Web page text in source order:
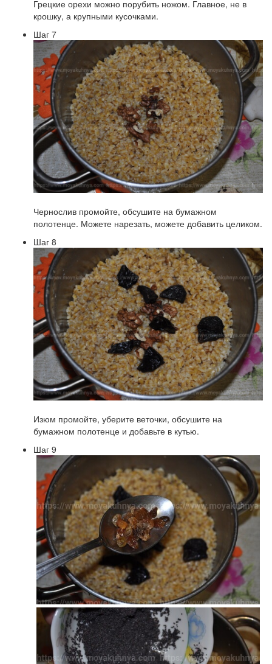
Грецкие орехи можно порубить ножом. Главное, не в
крошку, а крупными кусочками.
Шаг 7
Чернослив промойте, обсушите на бумажном
полотенце. Можете нарезать, можете добавить целиком.
Шаг 8
Изюм промойте, уберите веточки, обсушите на
бумажном полотенце и добавьте в кутью.
Шаг 9